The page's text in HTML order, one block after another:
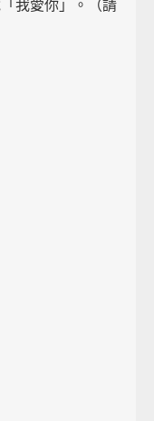
我愛你」。（請